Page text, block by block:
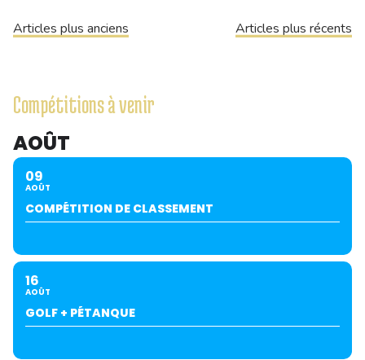
Navigation
articles
Articles plus anciens Articles plus récents
Compétitions à venir
AOÛT
09
AOÛT
COMPÉTITION DE CLASSEMENT
16
AOÛT
GOLF + PÉTANQUE